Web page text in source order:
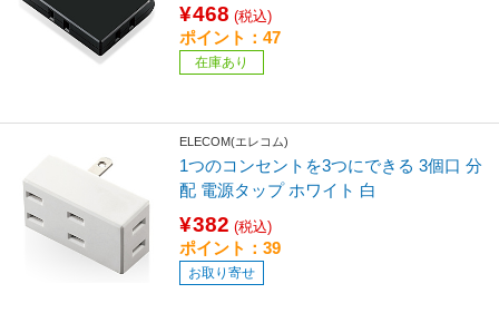
¥468 (税込)
ポイント：47
在庫あり
ELECOM(エレコム)
1つのコンセントを3つにできる 3個口 分
配 電源タップ ホワイト 白
¥382 (税込)
ポイント：39
お取り寄せ